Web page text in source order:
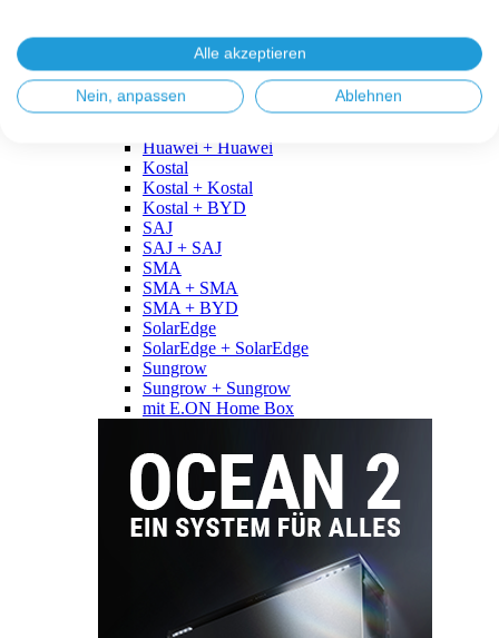
Fronius + BYD
GoodWe
GoodWe + GoodWe
GoodWe + BYD
Huawei + Huawei
Kostal
Kostal + Kostal
Kostal + BYD
SAJ
SAJ + SAJ
SMA
SMA + SMA
SMA + BYD
SolarEdge
SolarEdge + SolarEdge
Sungrow
Sungrow + Sungrow
mit E.ON Home Box
Alle akzeptieren
Nein, anpassen Ablehnen